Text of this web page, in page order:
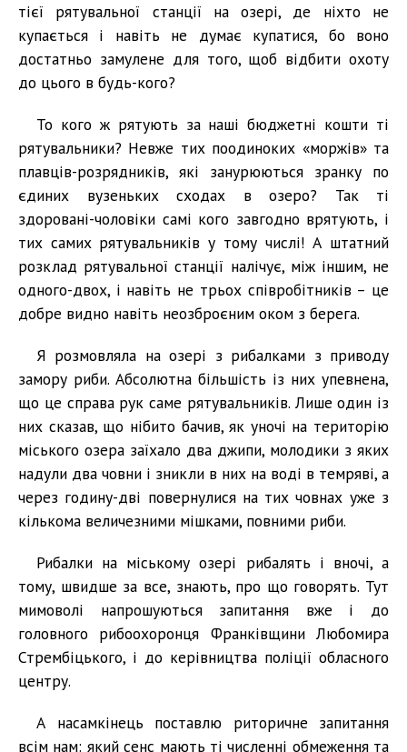
тієї рятувальної станції на озері, де ніхто не
купається і навіть не думає купатися, бо воно
достатньо замулене для того, щоб відбити охоту
до цього в будь-кого?
То кого ж рятують за наші бюджетні кошти ті
рятувальники? Невже тих поодиноких «моржів» та
плавців-розрядників, які занурюються зранку по
єдиних вузеньких сходах в озеро? Так ті
здоровані-чоловіки самі кого завгодно врятують, і
тих самих рятувальників у тому числі! А штатний
розклад рятувальної станції налічує, між іншим, не
одного-двох, і навіть не трьох співробітників – це
добре видно навіть неозброєним оком з берега.
Я розмовляла на озері з рибалками з приводу
замору риби. Абсолютна більшість із них упевнена,
що це справа рук саме рятувальників. Лише один із
них сказав, що нібито бачив, як уночі на територію
міського озера заїхало два джипи, молодики з яких
надули два човни і зникли в них на воді в темряві, а
через годину-дві повернулися на тих човнах уже з
кількома величезними мішками, повними риби.
Рибалки на міському озері рибалять і вночі, а
тому, швидше за все, знають, про що говорять. Тут
мимоволі напрошуються запитання вже і до
головного рибоохоронця Франківщини Любомира
Стрембіцького, і до керівництва поліції обласного
центру.
А насамкінець поставлю риторичне запитання
всім нам: який сенс мають ті численні обмеження та